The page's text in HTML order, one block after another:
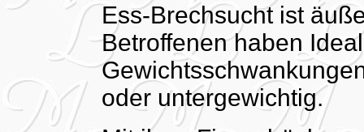
Ess-Brechsucht ist
Betroffenen haben
oder untergewichtig.